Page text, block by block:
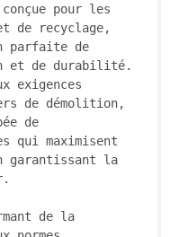
pour les
de recyclage,
parfaite de
et de durabilité.
exigences
de démolition,
de
qui maximisent
garantissant la
de la